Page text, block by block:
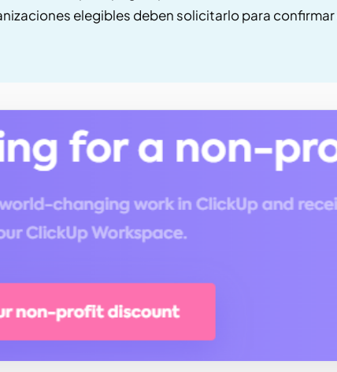
elegibles deben solicitarlo para